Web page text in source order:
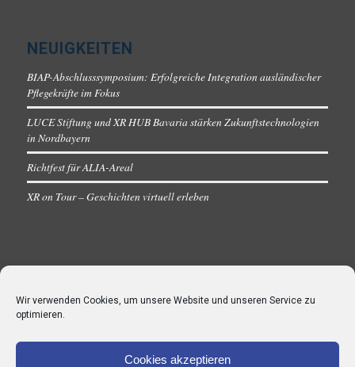
Wir verwenden Cookies, um unsere Website und unseren Service zu
optimieren.
Cookies akzeptieren
NEUIGKEITEN
BIAP-Abschlusssymposium: Erfolgreiche Integration ausländischer
Pflegekräfte im Fokus
LUCE Stiftung und XR HUB Bavaria stärken Zukunftstechnologien
in Nordbayern
Richtfest für ALIA-Areal
XR on Tour – Geschichten virtuell erleben